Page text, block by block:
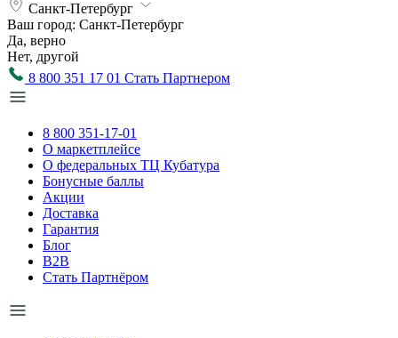
Санкт-Петербург
Ваш город: Санкт-Петербург
Да, верно
Нет, другой
8 800 351 17 01 Стать Партнером
8 800 351-17-01
О маркетплейсе
О федеральных ТЦ Кубатура
Бонусные баллы
Акции
Доставка
Гарантия
Блог
B2B
Стать Партнёром